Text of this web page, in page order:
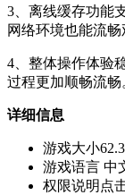
3、离线缓存功能
网络环境也能流
4、整体操作体验
过程更加顺畅流畅
详细信息
游戏大小
游戏语言 中
权限说明 点